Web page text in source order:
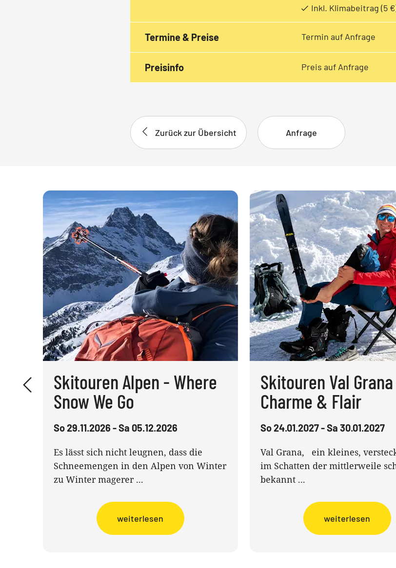
Inkl. Klimabeitrag (5
Termine & Preise Termin auf Anfrage
Preisinfo Preis auf Anfrage
Zurück zur Übersicht Anfrage
Skitouren Alpen - Where
Snow We Go
So 29.11.2026 - Sa 05.12.2026
Es lässt sich nicht leugnen, dass die
Schneemengen in den Alpen von Winter
zu Winter magerer ...
weiterlesen
Skitouren Val
Charme & Flair
So 24.01.2027 - Sa 30.01.2027
Val Grana, ein kleines,
im Schatten der mittlerweile
bekannt ...
weiterlesen